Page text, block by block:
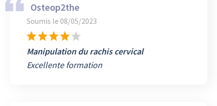
Osteop2the
Soumis le 08/05/2023
Manipulation du rachis cervical
Excellente formation